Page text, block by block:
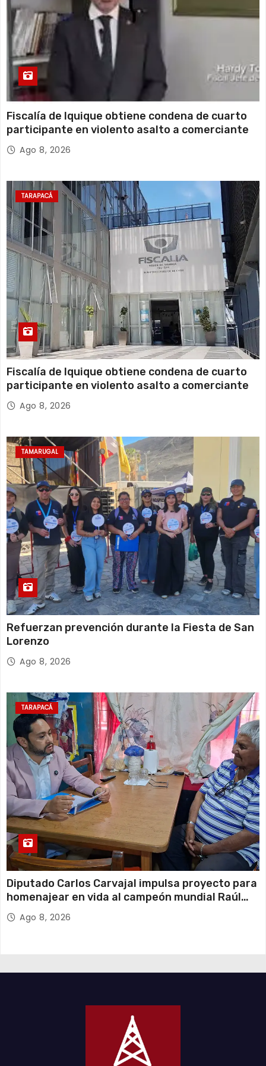
Fiscalía de Iquique obtiene condena de cuarto
participante en violento asalto a comerciante
Ago 8, 2026
TARAPACÁ
Fiscalía de Iquique obtiene condena de cuarto
participante en violento asalto a comerciante
Ago 8, 2026
TAMARUGAL
Refuerzan prevención durante la Fiesta de San
Lorenzo
Ago 8, 2026
TARAPACÁ
Diputado Carlos Carvajal impulsa proyecto para
homenajear en vida al campeón mundial Raúl
Choque
Ago 8, 2026